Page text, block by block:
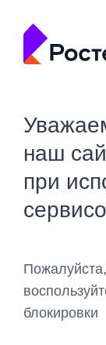
наш
при
блокировки